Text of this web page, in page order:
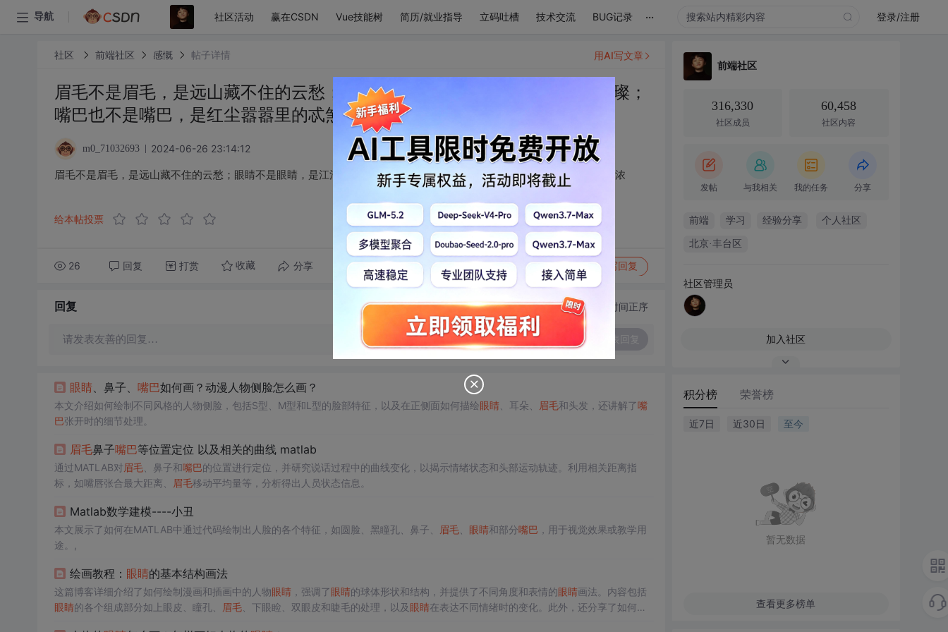
导航 社区活动 赢在CSDN Vue技能树 简历/就业指导 立码吐槽 技术交流 BUG记录 ... 登录/注册
社区 前端社区 感慨 帖子详情
眉毛不是眉毛，是远山藏不住的云愁；眼睛不是眼睛，是江河奔腾汇聚的璀璨；
嘴巴也不是嘴巴，是红尘嚣嚣里的忒煞情浓
m0_71032693 2024-06-26 23:14:12
眉毛不是眉毛，是远山藏不住的云愁；眼睛不是眼睛，是江河奔腾汇聚的璀璨；嘴巴也不是嘴巴，是红尘嚣嚣里的忒煞情浓
给本帖投票
26 回复 打赏 收藏 分享 转发到动态 举报 写回复
用AI写文章
回复 切换为时间正序
请发表友善的回复…
眼睛、鼻子、 嘴巴如何画？动漫人物侧脸怎么画？
本文介绍如何绘制不同风格的人物侧脸，包括S型、M型和L型的脸部特征，以及在正侧面如何描绘眼睛、耳朵、 眉毛和头发，还讲解了嘴
巴张开时的细节处理。
眉毛鼻子嘴巴等位置定位 以及相关的曲线 matlab
通过MATLAB对眉毛、鼻子和嘴巴的位置进行定位，并研究说话过程中的曲线变化，以揭示情绪状态和头部运动轨迹。利用相关距离指
标，如嘴唇张合最大距离、
眉毛移动平均量等，分析得出人员状态信息。
Matlab数学建模----小丑
本文展示了如何在MATLAB中通过代码绘制出人脸的各个特征，如圆脸、黑瞳孔、鼻子、 眉毛、 眼睛和部分嘴巴 ，用于视觉效果或教学用
途。,
绘画教程： 眼睛的基本结构画法
这篇博客详细介绍了如何绘制漫画和插画中的人物眼睛，强调了眼睛的球体形状和结构，并提供了不同角度和表情的眼睛画法。内容包括
眼睛的各个组成部分如上眼皮、瞳孔、 眉毛、下眼睑、双眼皮和睫毛的处理，以及 眼睛在表达不同情绪时的变化。此外，还分享了如何通
前端社区
316,330
社区成员
60,458
社区内容
发帖 与我相关 我的任务 分享
前端 学习 经验分享 个人社区
北京·丰台区
社区管理员
加入社区
积分榜 荣誉榜
近7日 近30日 至今
暂无数据
查看更多榜单